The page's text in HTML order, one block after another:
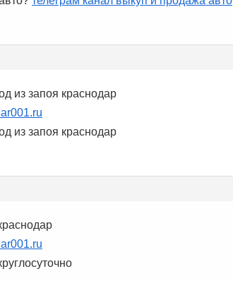
из запоя краснодар
из запоя краснодар